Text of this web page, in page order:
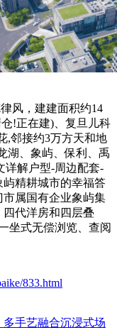
风，建建面积约14
!正在建)、复旦儿科
,邻接约3万方天和地
湖、象屿、保利、禹
详解户型-周边配套-
屿精耕城市的幸福答
属国有企业象屿集
代洋房和四层叠
坐式无偿浏览、查阅
833.html
手艺融合沉浸式场